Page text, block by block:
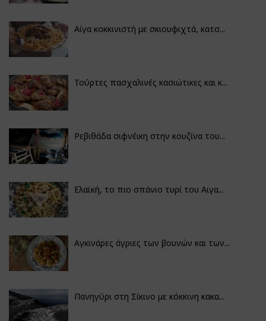
Αίγα κοκκινιστή με σκιουφιχτά, κατσ...
Τούρτες πασχαλινές κασιώτικες και κ...
Ρεβιθάδα σιφνέικη στην κουζίνα του...
Ελαϊκή, το πιο σπάνιο τυρί του Αιγα...
Αγκινάρες άγριες των βουνών και των...
Πανηγύρι στη Σίκινο με κόκκινη κακα...